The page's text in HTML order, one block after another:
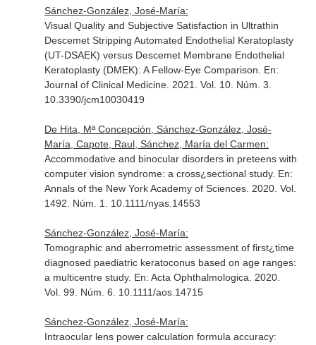
Sánchez-González, José-María:
Visual Quality and Subjective Satisfaction in Ultrathin
Descemet Stripping Automated Endothelial Keratoplasty
(UT-DSAEK) versus Descemet Membrane Endothelial
Keratoplasty (DMEK): A Fellow-Eye Comparison. En:
Journal of Clinical Medicine. 2021. Vol. 10. Núm. 3.
10.3390/jcm10030419
De Hita, Mª Concepción, Sánchez-González, José-
María, Capote, Raul, Sánchez, María del Carmen:
Accommodative and binocular disorders in preteens with
computer vision syndrome: a cross¿sectional study. En:
Annals of the New York Academy of Sciences. 2020. Vol.
1492. Núm. 1. 10.1111/nyas.14553
Sánchez-González, José-María:
Tomographic and aberrometric assessment of first¿time
diagnosed paediatric keratoconus based on age ranges:
a multicentre study. En: Acta Ophthalmologica . 2020.
Vol. 99. Núm. 6. 10.1111/aos.14715
Sánchez-González, José-María:
Intraocular lens power calculation formula accuracy: